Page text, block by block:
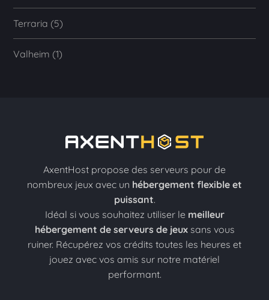
Terraria (5)
Valheim (1)
AxentHost propose des serveurs pour de
nombreux jeux avec un hébergement flexible et
puissant.
Idéal si vous souhaitez utiliser le meilleur
hébergement de serveurs de jeuxsans vous
ruiner. Récupérez vos crédits toutes les heures et
jouez avec vos amis sur notre matériel
performant.